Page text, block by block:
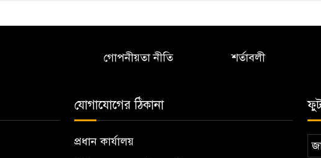
গোপনীয়তা নীতি শর্তাবলী
যোগাযোগের ঠিকানা
প্রধান কার্যালয়